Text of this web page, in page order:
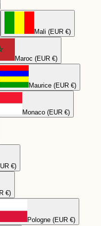
Mali (EUR €)
Maroc (EUR €)
Maurice (EUR €)
Monaco (EUR €)
€)
€)
Pologne (EUR €)